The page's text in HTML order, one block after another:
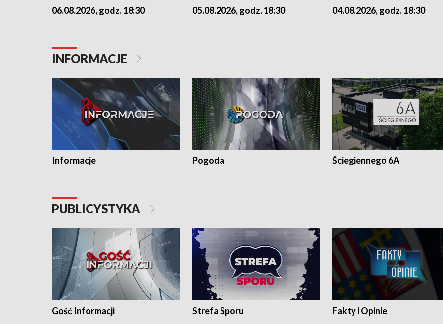
06.08.2026, godz. 18:30 05.08.2026, godz. 18:30 04.08.2026, godz. 18:30
INFORMACJE
Informacje Pogoda Ściegiennego 6A
PUBLICYSTYKA
Gość Informacji Strefa Sporu Fakty i Opinie